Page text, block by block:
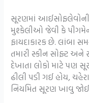
સૂરણમાં
મુશ્કેલીઓ જેવી કે
ફાયદાકારક છે. લાંબા
તમારી સ્કીન સોફ્ટ અને
દેખાતા લોકો માટે પણ
ઢીલી પડી ગઈ હોય,
નિયમિત સૂરણ ખાવુ